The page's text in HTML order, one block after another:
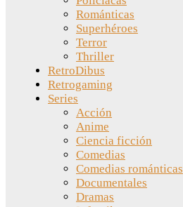
Románticas
Superhéroes
Terror
Thriller
RetroDibus
Retrogaming
Series
Acción
Anime
Ciencia ficción
Comedias
Comedias románticas
Documentales
Dramas